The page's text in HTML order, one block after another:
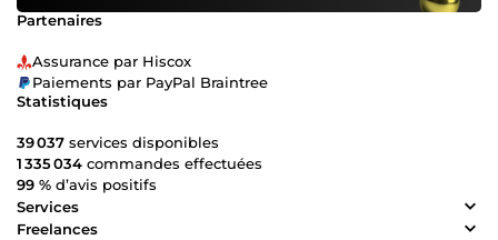
Partenaires
Assurance par Hiscox
Paiements par PayPal Braintree
Statistiques
39 037 services disponibles
1 335 034 commandes effectuées
99 % d’avis positifs
Services
Freelances